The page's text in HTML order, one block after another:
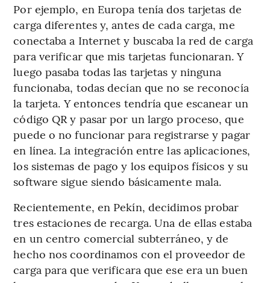
Por ejemplo, en Europa tenía dos tarjetas de
carga diferentes y, antes de cada carga, me
conectaba a Internet y buscaba la red de carga
para verificar que mis tarjetas funcionaran. Y
luego pasaba todas las tarjetas y ninguna
funcionaba, todas decían que no se reconocía
la tarjeta. Y entonces tendría que escanear un
código QR y pasar por un largo proceso, que
puede o no funcionar para registrarse y pagar
en línea. La integración entre las aplicaciones,
los sistemas de pago y los equipos físicos y su
software sigue siendo básicamente mala.
Recientemente, en Pekín, decidimos probar
tres estaciones de recarga. Una de ellas estaba
en un centro comercial subterráneo, y de
hecho nos coordinamos con el proveedor de
carga para que verificara que ese era un buen